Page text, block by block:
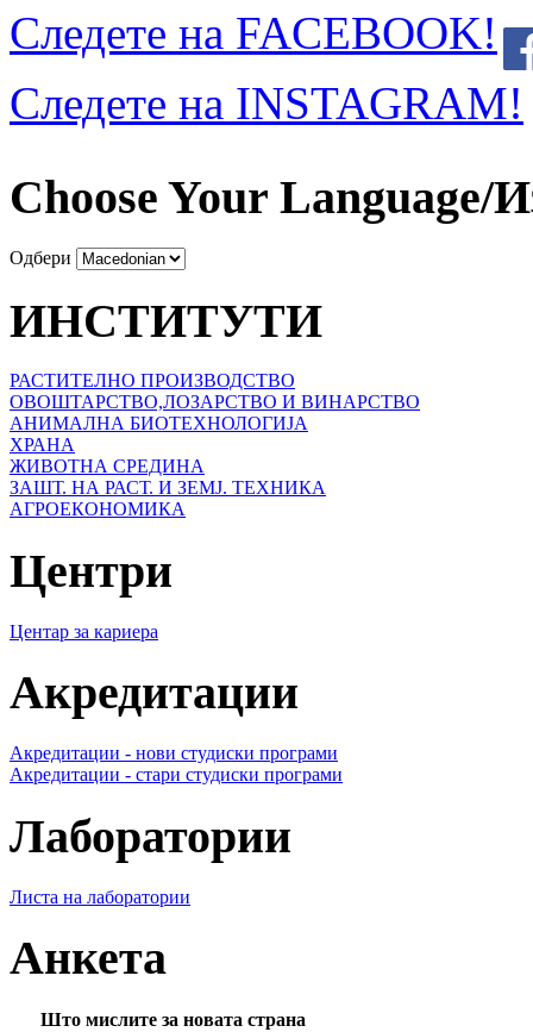
Следете на FACEBOOK!
Следете на INSTAGRAM!
Choose Your Language/
Одбери
ИНСТИТУТИ
РАСТИТЕЛНО ПРОИЗВОДСТВО
ОВОШТАРСТВО,ЛОЗАРСТВО И ВИНАРСТВО
АНИМАЛНА БИОТЕХНОЛОГИЈА
ХРАНА
ЖИВОТНА СРЕДИНА
ЗАШТ. НА РАСТ. И ЗЕМЈ. ТЕХНИКА
АГРОЕКОНОМИКА
Центри
Центар за кариера
Акредитации
Акредитации - нови студиски програми
Акредитации - стари студиски програми
Лаборатории
Листа на лаборатории
Анкета
Што мислите за новата страна